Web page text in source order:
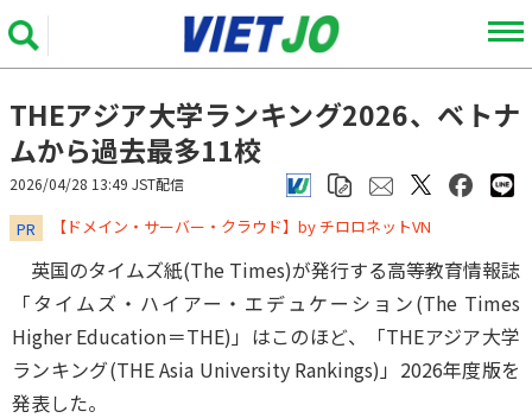
THEアジア大学ランキング2026、ベトナ
ムから過去最多11校
2026/04/28 13:49 JST配信
PR ​​​​​​​【ドメイン・サーバー・クラウド】by チロロネットVN
英国のタイムズ紙(The Times)が発行する高等教育情報誌
「タイムズ・ハイアー・エデュケーション(The Times
Higher Education＝THE)」はこのほど、「THEアジア大学
ランキング(THE Asia University Rankings)」2026年度版を
発表した。